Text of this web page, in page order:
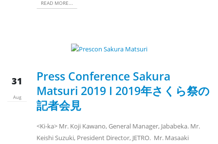
READ MORE...
31
Aug
Press Conference Sakura
Matsuri 2019 I 2019年さくら祭の
記者会見
<Ki-ka> Mr. Koji Kawano, General Manager, Jababeka. Mr.
Keishi Suzuki, President Director, JETRO. Mr. Masaaki